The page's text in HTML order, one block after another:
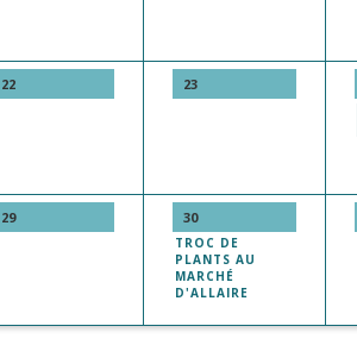
22 23
29 30
TROC DE
PLANTS AU
MARCHÉ
D'ALLAIRE